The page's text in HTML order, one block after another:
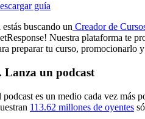
guía
estás buscando un Creador de
Nuestra plataforma te
preparar tu curso, promocionarlo
Lanza un podcast
podcast es un medio cada vez más
113.62 millones de oyentes